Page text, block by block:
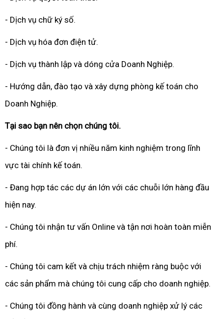
- Dịch vụ chữ ký số.
- Dịch vụ hóa đơn điện tử.
- Dịch vụ thành lập và dóng cửa Doanh Nghiệp.
- Hướng dẫn, đào tạo và xây dựng phòng kế toán cho
Doanh Nghiệp.
Tại sao bạn nên chọn chúng tôi.
- Chúng tôi là đơn vị nhiều năm kinh nghiệm trong lĩnh
vực tài chính kế toán.
- Đang hợp tác các dự án lớn với các chuỗi lớn hàng đầu
hiện nay.
- Chúng tôi nhận tư vấn Online và tận nơi hoàn toàn miễn
phí.
- Chúng tôi cam kết và chịu trách nhiệm ràng buộc với
các sản phẩm mà chúng tôi cung cấp cho doanh nghiệp.
- Chúng tôi đồng hành và cùng doanh nghiệp xử lý các